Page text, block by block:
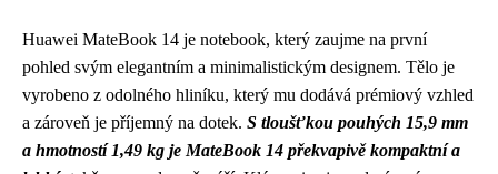
Huawei MateBook 14 je notebook, který zaujme na první
pohled svým elegantním a minimalistickým designem. Tělo je
vyrobeno z odolného hliníku, který mu dodává prémiový vzhled
a zároveň je příjemný na dotek. S tloušťkou pouhých 15,9 mm
a hmotností 1,49 kg je MateBook 14 překvapivě kompaktní a